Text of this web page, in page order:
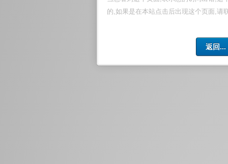
的,如果是在本站点击后出现这个页面,请
返回...